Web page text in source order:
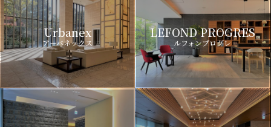
Urbanex
アーバネックス
LEFOND PROGRES
ルフォンプログレ